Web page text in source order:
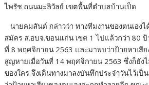
ไพรัช ถนนมะลิวัลย์ เขตพื้นที่ตำบลบ้านเป็ด
นายคมสันต์ กล่าวว่า ทางทีมงานของตนเองไ
สมัคร ส.อบจ.ขอนแก่น เขต 1 ไปแล้วกว่า 80
ที่ 8 พฤศจิกายน 2563 และมาพบว่าป้ายหาเสี
สูญหายเมื่อวันที่ 14 พฤศจิกายน 2563 ซึ่งก็ยัง
ของใคร จึงเดินทางมาลงบันทึกประจำวันไว้เป็